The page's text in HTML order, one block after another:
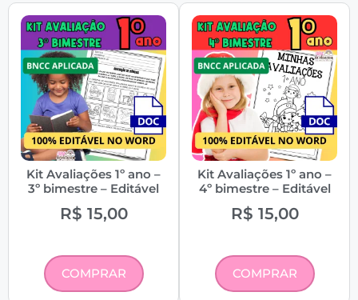
Kit Avaliações 1º ano –
3º bimestre – Editável
R$ 15,00
COMPRAR
Kit Avaliações 1º ano –
4º bimestre – Editável
R$ 15,00
COMPRAR